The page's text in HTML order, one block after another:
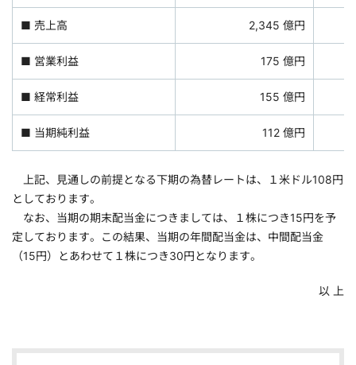
■ 売上高 2,345 億円
■ 営業利益 175 億円
■ 経常利益 155 億円
■ 当期純利益 112 億円
上記、見通しの前提となる下期の為替レートは、１米ドル108円
としております。
なお、当期の期末配当金につきましては、１株につき15円を予
定しております。この結果、当期の年間配当金は、中間配当金
（15円）とあわせて１株につき30円となります。
以 上